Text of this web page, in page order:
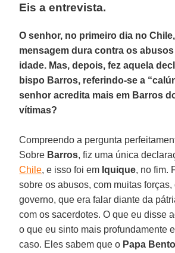
Eis a entrevista.
O senhor, no primeiro dia no
mensagem dura contra os
idade. Mas, depois, fez aquela
bispo Barros, referindo-se a
senhor acredita mais em Barros
vítimas?
Compreendo a pergunta
Sobre Barros, fiz uma única
Chile, e isso foi em Iquique, no fim.
sobre os abusos, com muitas forças,
governo, que era falar diante da
com os sacerdotes. O que eu disse
o que eu sinto mais profundamente
caso. Eles sabem que o Papa Bento